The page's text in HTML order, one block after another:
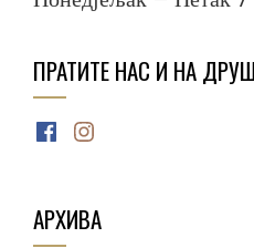
ПРАТИТЕ НАС И НА
Facebook
Instagram
АРХИВА